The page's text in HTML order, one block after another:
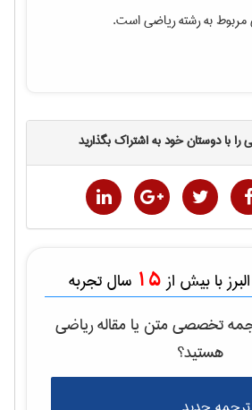
به رشتهرياضیاست.
با دوستان خود به اشتراک بگذارید
با بیش از 15 سال تجربه
تخصصی متن یا مقالهرياضی
هستید؟